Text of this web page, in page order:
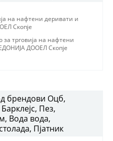
на нафтени деривати и
Скопjе
за трговиjа на нафтени
ДООЕЛ Скопjе
брендови Оцб,
Пез,
Вода вода,
Пјатник